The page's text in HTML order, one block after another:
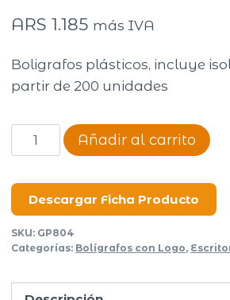
ARS 1.185 más IVA
Boligrafos plásticos, incluye
partir de 200 unidades
Bolígrafo
Penelope
Añadir al carrito
Descargar Ficha Producto
SKU: GP804
Categorías: Bolígrafos con Logo,